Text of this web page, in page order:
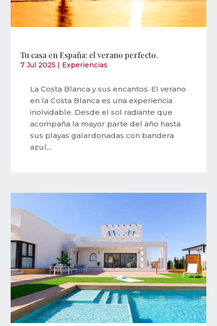
Tu casa en España: el verano perfecto.
7 Jul 2025 Experiencias
La Costa Blanca y sus encantos. El verano
en la Costa Blanca es una experiencia
inolvidable. Desde el sol radiante que
acompaña la mayor parte del año hasta
sus playas galardonadas con bandera
azul,...